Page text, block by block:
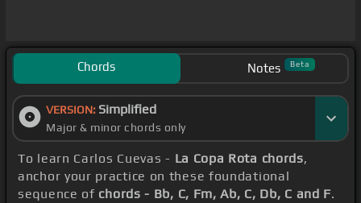
Chords Notes Beta
VERSION: Simplified
Major & minor chords only
To learn Carlos Cuevas - La Copa Rota chords,
anchor your practice on these foundational
sequence of chords - Bb, C, Fm, Ab, C, Db, C and F.